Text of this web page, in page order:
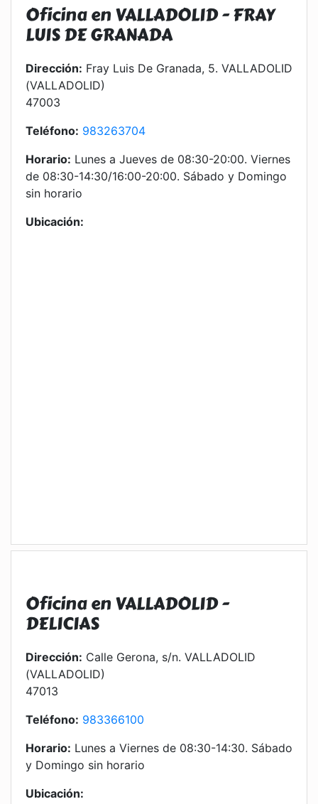
Oficina en VALLADOLID - FRAY
LUIS DE GRANADA
Dirección: Fray Luis De Granada, 5. VALLADOLID
(VALLADOLID)
47003
Teléfono: 983263704
Horario: Lunes a Jueves de 08:30-20:00. Viernes
de 08:30-14:30/16:00-20:00. Sábado y Domingo
sin horario
Ubicación:
Oficina en VALLADOLID -
DELICIAS
Dirección: Calle Gerona, s/n. VALLADOLID
(VALLADOLID)
47013
Teléfono: 983366100
Horario: Lunes a Viernes de 08:30-14:30. Sábado
y Domingo sin horario
Ubicación: